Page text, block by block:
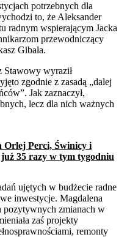
potrzebnych dla
to, że Aleksander
radnym wspierającym Jacka
przewodniczący
Gibała.
Stawowy wyraził
zgodnie z zasadą „dalej
Jak zaznaczył,
lecz dla nich ważnych
Orlej Perci, Świnicy i
35 razy w tym tygodniu
ujętych w budżecie radne
inwestycje. Magdalena
pozytywnych zmianach w
zaś projekty
remonty